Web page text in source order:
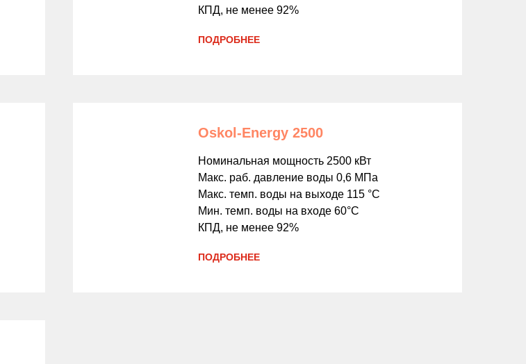
КПД, не менее 92%
ПОДРОБНЕЕ
Oskol-Energy 2500
Номинальная мощность 2500 кВт
Макс. раб. давление воды 0,6 МПа
Макс. темп. воды на выходе 115 °С
Мин. темп. воды на входе 60°С
КПД, не менее 92%
ПОДРОБНЕЕ